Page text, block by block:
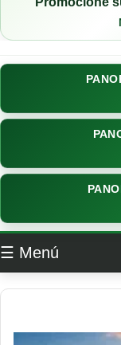
☰ Menú